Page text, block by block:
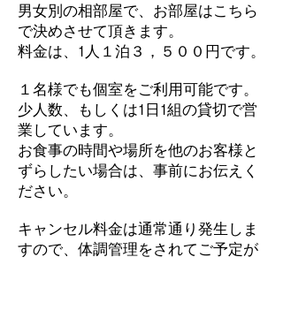
男女別の相部屋で、お部屋はこちら
で決めさせて頂きます。
料金は、1人１泊３，５００円です。
​１名様でも個室をご利用可能です。
少人数、もしくは1日1組の貸切で営
業しています。
​お食事の時間や場所を他のお客様と
ずらしたい場合は、事前にお伝えく
ださい。
キャンセル料金は通常通り発生しま
すので、体調管理をされてご予定が